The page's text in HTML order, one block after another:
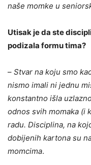
naše momke u
Utisak je da ste
podizala formu tima?
– Stvar na koju smo
nismo imali ni jednu
konstantno išla
odnos svih momaka (i
radu. Disciplina, na
dobijenih kartona su
momcima.